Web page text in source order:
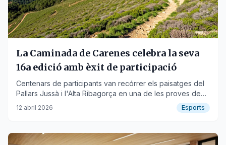
La Caminada de Carenes celebra la seva
16a edició amb èxit de participació
Centenars de participants van recórrer els paisatges del
Pallars Jussà i l'Alta Ribagorça en una de les proves de
resistència més emblemàtiques del territori.
12 abril 2026 Esports